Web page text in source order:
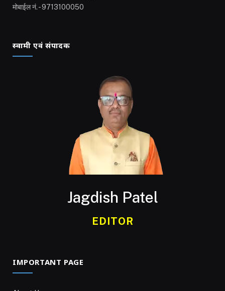
मोबाईल नं. - 9713100050
स्वामी एवं संपादक
Jagdish Patel
EDITOR
IMPORTANT PAGE